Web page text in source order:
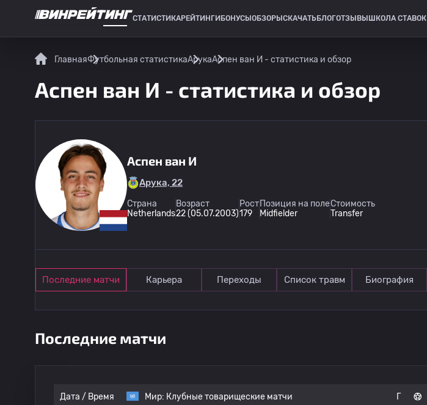
СТАТИСТИКАРЕЙТИНГИ БОНУСЫ ОБЗОРЫ СКАЧАТЬ БЛОГОТЗЫВЫ ШКОЛА СТАВОК
ГлавнаяФутбольная статистикаАрукаАспен ван И - статистика и обзор
Аспен ван И - статистика и обзор
Аспен ван И
Арука, 22
Страна
Netherlands
Возраст
22 (05.07.2003)
Рост
179
Позиция на поле
Midfielder
Стоимость
Transfer
Последние матчи Карьера Переходы Список травм Биография
Последние матчи
Дата / Время Мир: Клубные товарищеские матчи Г